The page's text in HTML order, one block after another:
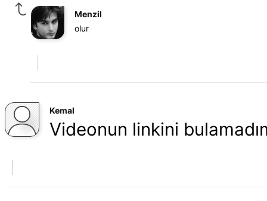
Menzil
olur
Kemal
Videonun linkini